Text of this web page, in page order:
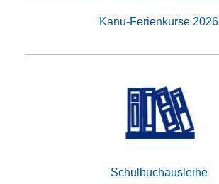
Kanu-Ferienkurse 2026
Schulbuchausleihe